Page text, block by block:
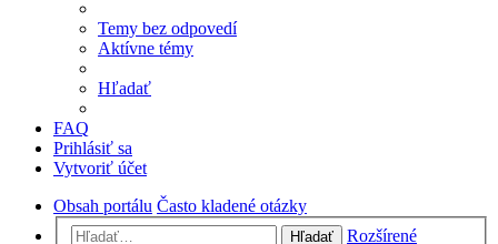
Temy bez odpovedí
Aktívne témy
Hľadať
FAQ
Prihlásiť sa
Vytvoriť účet
Obsah portálu Často kladené otázky
Hľadať
Rozšírené